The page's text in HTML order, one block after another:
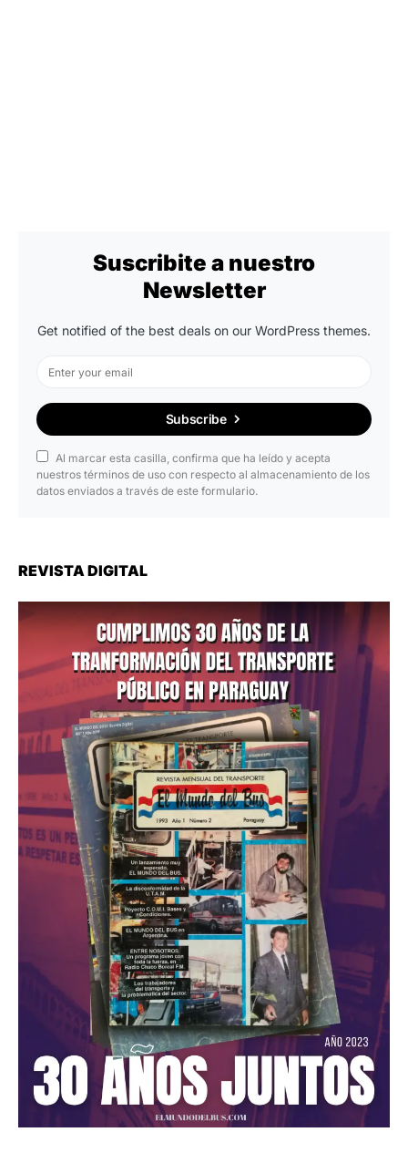
Suscribite a nuestro
Newsletter
Get notified of the best deals on our WordPress themes.
Subscribe
Al marcar esta casilla, confirma que ha leído y acepta
nuestros términos de uso con respecto al almacenamiento de los
datos enviados a través de este formulario.
REVISTA DIGITAL